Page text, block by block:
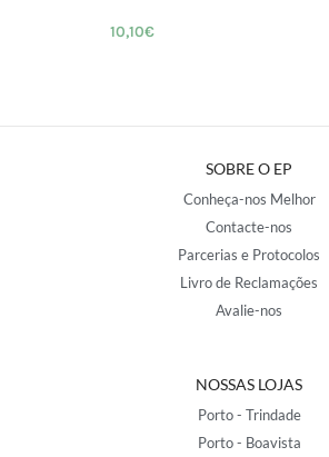
10,10€
SOBRE O EP
Conheça-nos Melhor
Contacte-nos
Parcerias e Protocolos
Livro de Reclamações
Avalie-nos
NOSSAS LOJAS
Porto - Trindade
Porto - Boavista